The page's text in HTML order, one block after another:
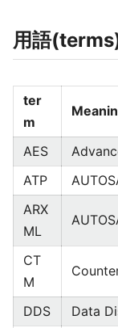
用語
ter
m
AES
ATP
ARX
ML
CT
M
DDS Data